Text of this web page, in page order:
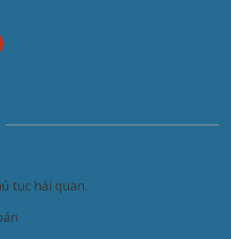
tục hải quan.